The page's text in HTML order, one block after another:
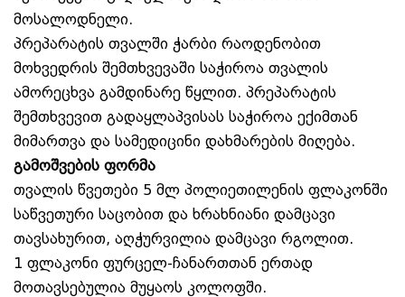
მოსალოდნელი.
პრეპარატის თვალში ჭარბი რაოდენობით
მოხვედრის შემთხვევაში საჭიროა თვალის
ამორეცხვა გამდინარე წყლით. პრეპარატის
შემთხვევით გადაყლაპვისას საჭიროა ექიმთან
მიმართვა და სამედიცინი დახმარების მიღება.
გამოშვების ფორმა
თვალის წვეთები 5 მლ პოლიეთილენის ფლაკონში
საწვეთური საცობით და ხრახნიანი დამცავი
თავსახურით, აღჭურვილია დამცავი რგოლით.
1 ფლაკონი ფურცელ-ჩანართთან ერთად
მოთავსებულია მუყაოს კოლოფში.